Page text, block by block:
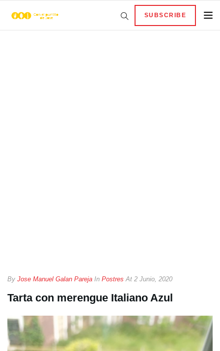
SUBSCRIBE
By Jose Manuel Galan Pareja In Postres At 2 Junio, 2020
Tarta con merengue Italiano Azul